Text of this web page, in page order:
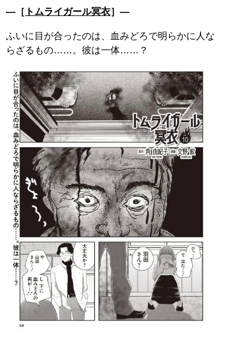
―［ トムライガール冥衣］―
ふいに目が合ったのは、血みどろで明らかに人な